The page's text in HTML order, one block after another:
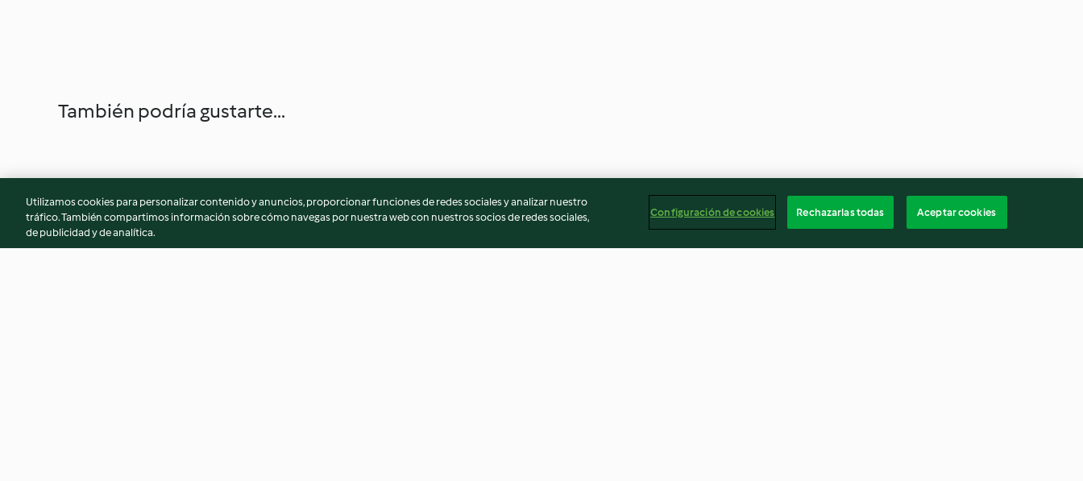
También podría gustarte...
Utilizamos cookies para personalizar contenido y anuncios, proporcionar funciones de redes sociales y analizar nuestro
tráfico. También compartimos información sobre cómo navegas por nuestra web con nuestros socios de redes sociales,
de publicidad y de analítica.
Configuración de cookies Rechazarlas todas Aceptar cookies